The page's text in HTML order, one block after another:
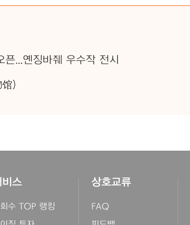
...옌징바줴 우수작 전시
)
스
수 TOP 랭킹
상호교류
FAQ